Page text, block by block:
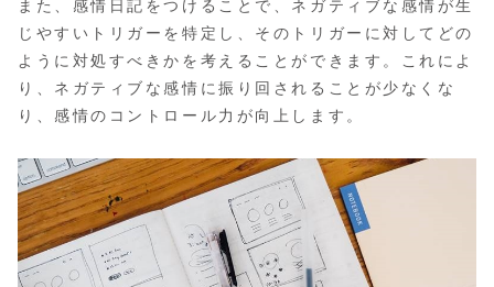
また、感情日記をつけることで、ネガティブな感情が生
じやすいトリガーを特定し、そのトリガーに対してどの
ように対処すべきかを考えることができます。これによ
り、ネガティブな感情に振り回されることが少なくな
り、感情のコントロール力が向上します。